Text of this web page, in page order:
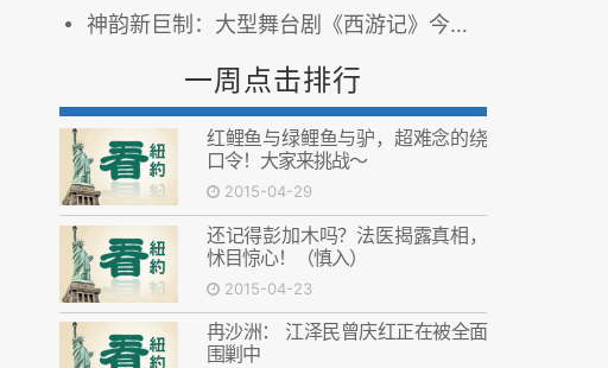
神韵新巨制：大型舞台剧《西游记》今夏登场
一周点击排行
红鲤鱼与绿鲤鱼与驴，超难念的绕
口令！大家来挑战～
2015-04-29
还记得彭加木吗？法医揭露真相，
怵目惊心！（慎入）
2015-04-23
冉沙洲： 江泽民曾庆红正在被全面
围剿中